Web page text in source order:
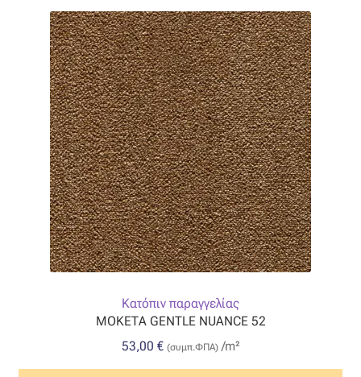
Κατόπιν παραγγελίας
ΜΟΚΕΤΑ GENTLE NUANCE 52
53,00 € (συμπ.ΦΠΑ)/m²